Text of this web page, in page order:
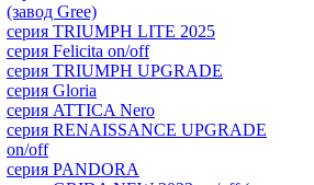
(завод Gree)
серия TRIUMPH LITE 2025
серия Felicita on/off
серия TRIUMPH UPGRADE
серия Gloria
серия ATTICA Nero
серия RENAISSANCE UPGRADE
on/off
серия PANDORA